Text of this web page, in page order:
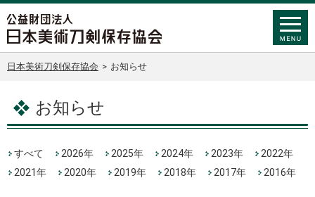
日本美術刀剣保存協会 > お知らせ
お知らせ
すべて 2026年 2025年 2024年 2023年
2022年
2021年
2020年 2019年 2018年 2017年 2016年